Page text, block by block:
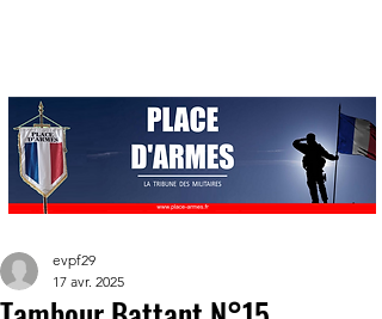
evpf29
17 avr. 2025